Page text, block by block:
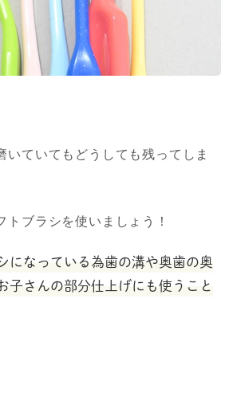
いていてもどうしても残ってしま
トブラシを使いましょう！
になっている為歯の溝や奥歯の奥
子さんの部分仕上げにも使うこと